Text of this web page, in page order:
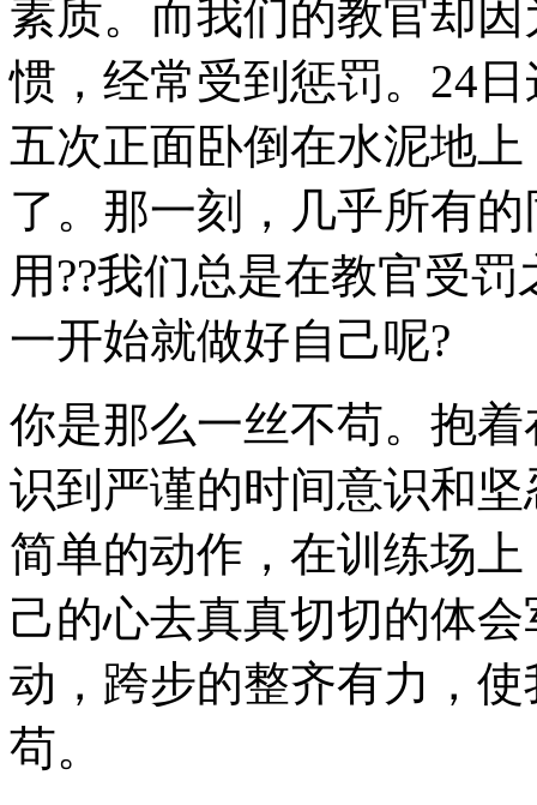
素质。而我们的教官却
惯，经常受到惩罚。24
五次正面卧倒在水泥地
了。那一刻，几乎所有
用??我们总是在教官受
一开始就做好自己呢?
你是那么一丝不苟。抱
识到严谨的时间意识和
简单的动作，在训练场
己的心去真真切切的体
动，跨步的整齐有力，
苟。